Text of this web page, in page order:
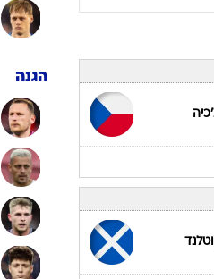
החידה של ספורט1
ארכיון מדורים
10
7-7
8
10-5
4
שוערים
הגנה